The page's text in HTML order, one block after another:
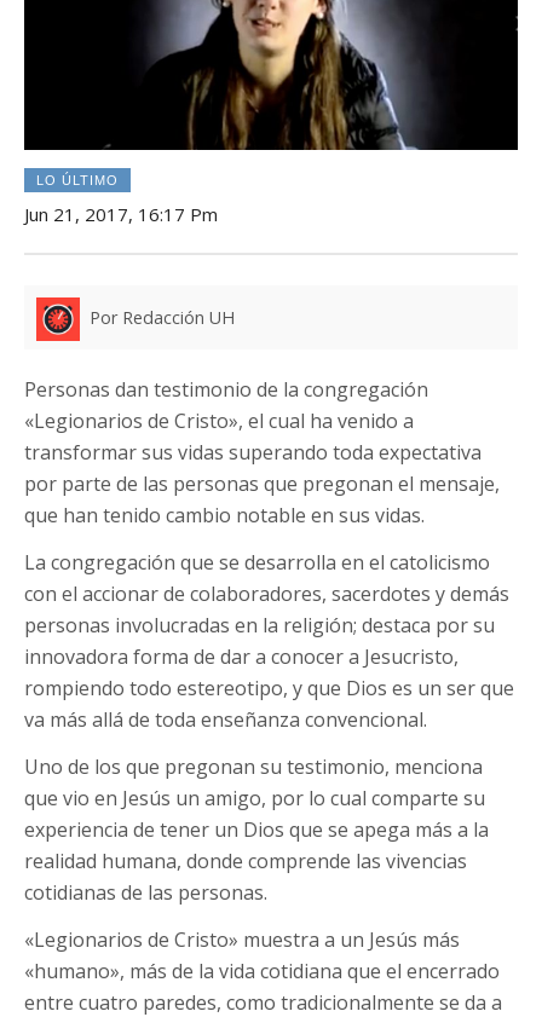
LO ÚLTIMO
Jun 21, 2017, 16:17 Pm
Por Redacción UH
Personas dan testimonio de la congregación
«Legionarios de Cristo», el cual ha venido a
transformar sus vidas superando toda expectativa
por parte de las personas que pregonan el mensaje,
que han tenido cambio notable en sus vidas.
La congregación que se desarrolla en el catolicismo
con el accionar de colaboradores, sacerdotes y demás
personas involucradas en la religión; destaca por su
innovadora forma de dar a conocer a Jesucristo,
rompiendo todo estereotipo, y que Dios es un ser que
va más allá de toda enseñanza convencional.
Uno de los que pregonan su testimonio, menciona
que vio en Jesús un amigo, por lo cual comparte su
experiencia de tener un Dios que se apega más a la
realidad humana, donde comprende las vivencias
cotidianas de las personas.
«Legionarios de Cristo» muestra a un Jesús más
«humano», más de la vida cotidiana que el encerrado
entre cuatro paredes, como tradicionalmente se da a